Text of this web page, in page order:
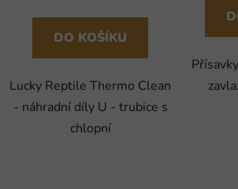
DO KOŠÍKU
Lucky Reptile Thermo Clean
- náhradní díly U - trubice s
chlopní